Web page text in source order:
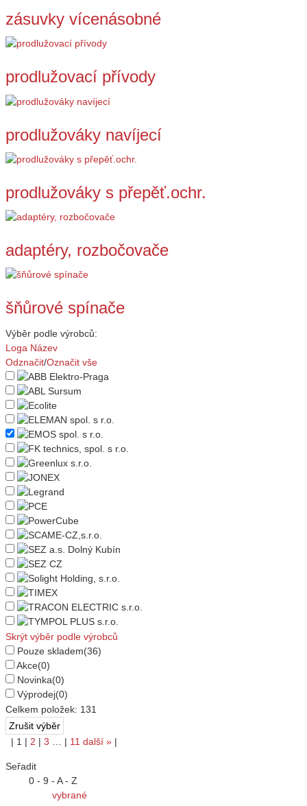
zásuvky vícenásobné
prodlužovací přívody
prodlužováky navíjecí
prodlužováky s přepěť.ochr.
adaptéry, rozbočovače
šňůrové spínače
Výběr podle výrobců:
Loga Název
Odznačit/Označit vše
Skrýt výběr podle výrobců
Pouze skladem(36)
Akce(0)
Novinka(0)
Výprodej(0)
Celkem položek: 131
| 1 | 2 | 3 | 11 další » |
Seřadit
0 - 9 - A - Z
vybrané